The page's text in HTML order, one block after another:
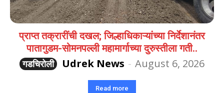
प्राप्त तक्रारींची दखल; जिल्हाधिकाऱ्यांच्या निर्देशानंतर
पातागुडम-सोमनपल्ली महामार्गाच्या दुरुस्तीला गती..
गडचिरोली
Udrek News - August 6, 2026
Read more